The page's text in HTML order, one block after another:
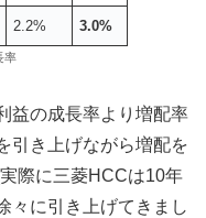
2.2% 3.0%
率
益の成長率より増配率
引き上げながら増配を
際に三菱HCCは10年
々に引き上げてきまし